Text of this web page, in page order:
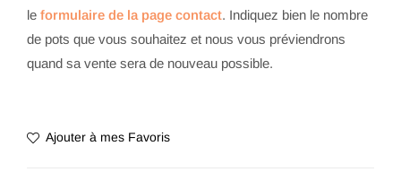
le formulaire de la page contact. Indiquez bien le nombre
de pots que vous souhaitez et nous vous préviendrons
quand sa vente sera de nouveau possible.
Ajouter à mes Favoris